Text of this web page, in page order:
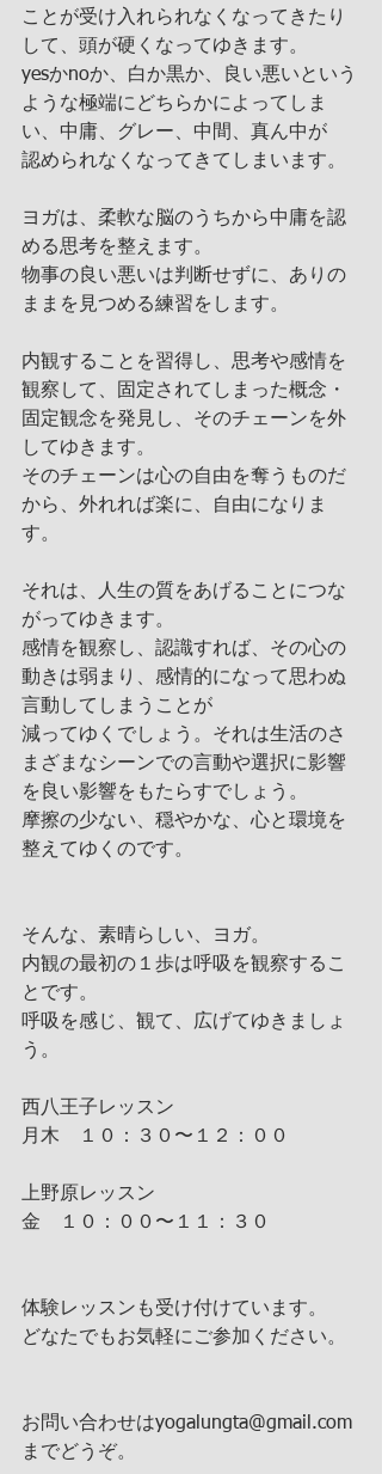
ことが受け入れられなくなってきたり
して、頭が硬くなってゆきます。
yesかnoか、白か黒か、良い悪いという
ような極端にどちらかによってしま
い、中庸、グレー、中間、真ん中が
認められなくなってきてしまいます。
ヨガは、柔軟な脳のうちから中庸を認
める思考を整えます。
物事の良い悪いは判断せずに、ありの
ままを見つめる練習をします。
内観することを習得し、思考や感情を
観察して、固定されてしまった概念・
固定観念を発見し、そのチェーンを外
してゆきます。
そのチェーンは心の自由を奪うものだ
から、外れれば楽に、自由になりま
す。
それは、人生の質をあげることにつな
がってゆきます。
感情を観察し、認識すれば、その心の
動きは弱まり、感情的になって思わぬ
言動してしまうことが
減ってゆくでしょう。それは生活のさ
まざまなシーンでの言動や選択に影響
を良い影響をもたらすでしょう。
摩擦の少ない、穏やかな、心と環境を
整えてゆくのです。
そんな、素晴らしい、ヨガ。
内観の最初の１歩は呼吸を観察するこ
とです。
呼吸を感じ、観て、広げてゆきましょ
う。
西八王子レッスン
月木　１０：３０〜１２：００
上野原レッスン
金　１０：００〜１１：３０
体験レッスンも受け付けています。
どなたでもお気軽にご参加ください。
お問い合わせはyogalungta@gmail.com
までどうぞ。